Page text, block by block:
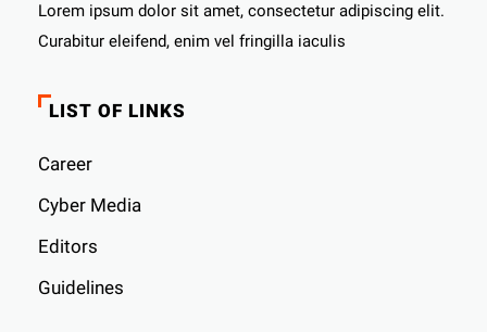
Lorem ipsum dolor sit amet, consectetur adipiscing elit.
Curabitur eleifend, enim vel fringilla iaculis
LIST OF LINKS
Career
Cyber ​​Media
Editors
Guidelines